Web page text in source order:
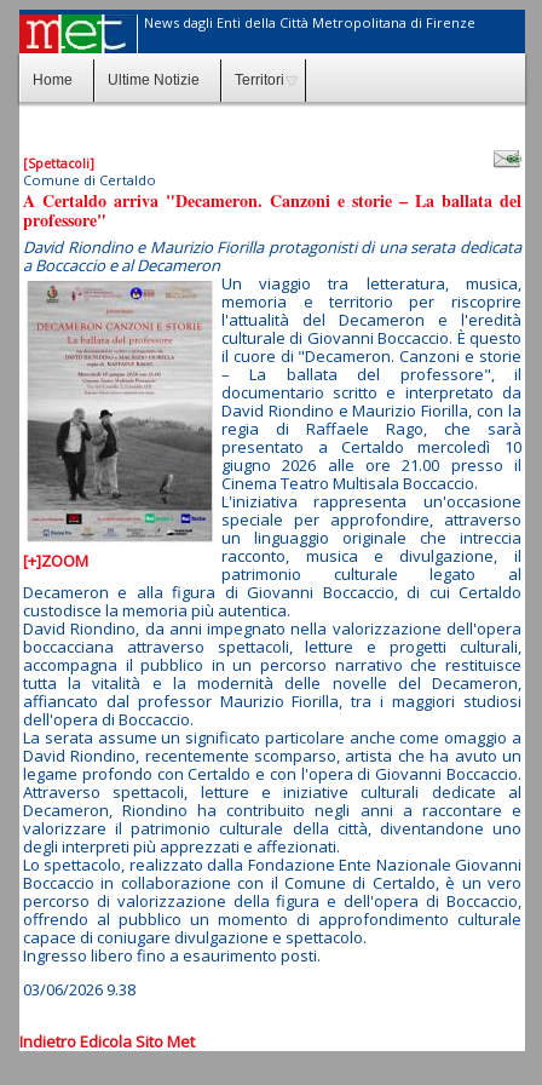
News dagli Enti della Città Metropolitana di Firenze
Home Ultime Notizie Territori
[Spettacoli]
Comune di Certaldo
A Certaldo arriva "Decameron. Canzoni e storie – La ballata del
professore"
David Riondino e Maurizio Fiorilla protagonisti di una serata dedicata
a Boccaccio e al Decameron
[+]ZOOM
Un viaggio tra letteratura, musica,
memoria e territorio per riscoprire
l'attualità del Decameron e l'eredità
culturale di Giovanni Boccaccio. È questo
il cuore di "Decameron. Canzoni e storie
– La ballata del professore", il
documentario scritto e interpretato da
David Riondino e Maurizio Fiorilla, con la
regia di Raffaele Rago, che sarà
presentato a Certaldo mercoledì 10
giugno 2026 alle ore 21.00 presso il
Cinema Teatro Multisala Boccaccio.
L'iniziativa rappresenta un'occasione
speciale per approfondire, attraverso
un linguaggio originale che intreccia
racconto, musica e divulgazione, il
patrimonio culturale legato al
Decameron e alla figura di Giovanni Boccaccio, di cui Certaldo
custodisce la memoria più autentica.
David Riondino, da anni impegnato nella valorizzazione dell'opera
boccacciana attraverso spettacoli, letture e progetti culturali,
accompagna il pubblico in un percorso narrativo che restituisce
tutta la vitalità e la modernità delle novelle del Decameron,
affiancato dal professor Maurizio Fiorilla, tra i maggiori studiosi
dell'opera di Boccaccio.
La serata assume un significato particolare anche come omaggio a
David Riondino, recentemente scomparso, artista che ha avuto un
legame profondo con Certaldo e con l'opera di Giovanni Boccaccio.
Attraverso spettacoli, letture e iniziative culturali dedicate al
Decameron, Riondino ha contribuito negli anni a raccontare e
valorizzare il patrimonio culturale della città, diventandone uno
degli interpreti più apprezzati e affezionati.
Lo spettacolo, realizzato dalla Fondazione Ente Nazionale Giovanni
Boccaccio in collaborazione con il Comune di Certaldo, è un vero
percorso di valorizzazione della figura e dell'opera di Boccaccio,
offrendo al pubblico un momento di approfondimento culturale
capace di coniugare divulgazione e spettacolo.
Ingresso libero fino a esaurimento posti.
03/06/2026 9.38
IndietroEdicolaSito Met